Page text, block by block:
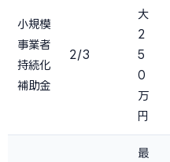
小規模
事業者
持続化
補助金
2/3
大
2
5
0
万
円
最